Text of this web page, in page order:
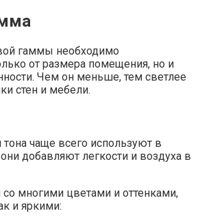
гаммы необходимо
от размера помещения, но и
Чем он меньше, тем светлее
стен и мебели.
чаще всего используют в
они добавляют легкости и воздуха в
многими цветами и оттенками,
и яркими: